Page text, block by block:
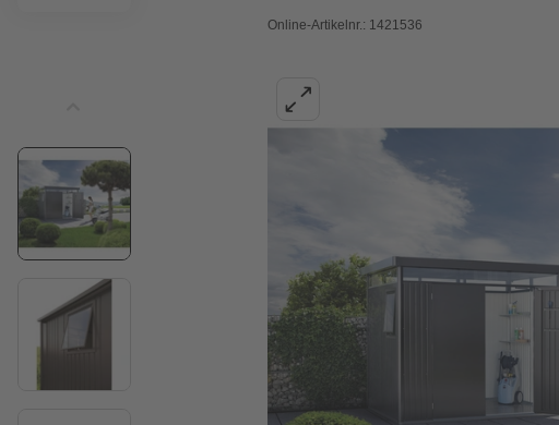
Online-Artikelnr.: 1421536